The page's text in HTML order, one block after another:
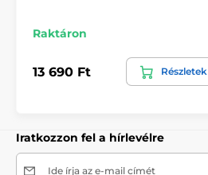
Raktáron
13 690 Ft Részletek
Iratkozzon fel a hírlevélre
Ide írja az e-mail címét